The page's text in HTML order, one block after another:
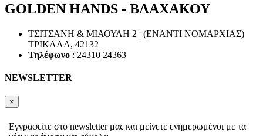
GOLDEN HANDS - ΒΛΑΧΑΚΟΥ
ΤΣΙΤΣΑΝΗ & ΜΙΑΟΥΛΗ 2 | (ΕΝΑΝΤΙ ΝΟΜΑΡΧΙΑΣ)
ΤΡΙΚΑΛΑ, 42132
Τηλέφωνο : 24310 24363
NEWSLETTER
×
Εγγραφείτε στο newsletter μας και μείνετε ενημερωμένοι με τα